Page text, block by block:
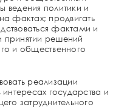
ведения политики и
фактах; продвигать
фактами и
принятии решений
и общественного
реализации
государства и
затруднительного